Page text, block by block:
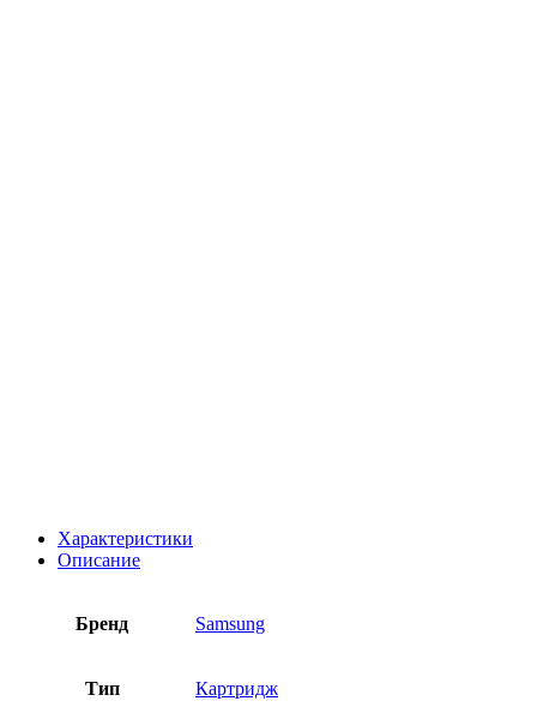
Характеристики
Описание
Бренд Samsung
Тип Картридж